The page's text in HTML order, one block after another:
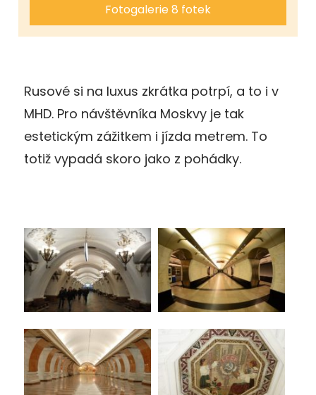
Fotogalerie 8 fotek
Rusové si na luxus zkrátka potrpí, a to i v
MHD. Pro návštěvníka Moskvy je tak
estetickým zážitkem i jízda metrem. To
totiž vypadá skoro jako z pohádky.